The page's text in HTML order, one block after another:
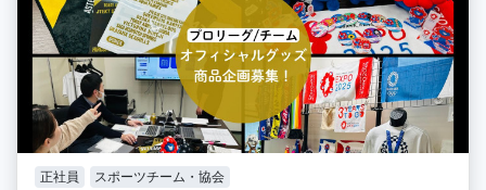
正社員 スポーツチーム・協会